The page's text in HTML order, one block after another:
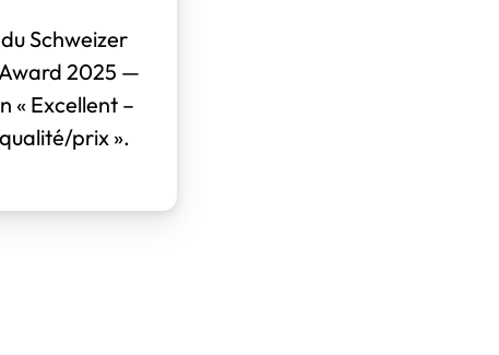
Schweizer
2025 —
« Excellent –
prix ».